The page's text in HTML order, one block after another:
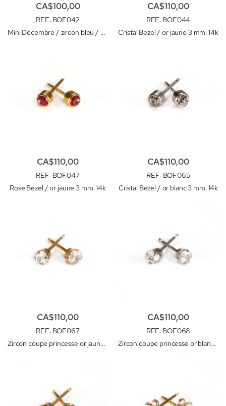
REF: BOF042
Mini Décembre / zircon bleu / or jaune 2 mm. 14k
CA$100,00
REF: BOF044
Cristal Bezel / or jaune 3 mm. 14k
CA$110,00
REF: BOF047
Rose Bezel / or jaune 3 mm. 14k
CA$110,00
REF: BOF065
Cristal Bezel / or blanc 3 mm. 14k
CA$110,00
REF: BOF067
Zircon coupe princesse or jaune 3mm. 14K
CA$110,00
REF: BOF068
Zircon coupe princesse or blanc 3mm. 14K
CA$110,00